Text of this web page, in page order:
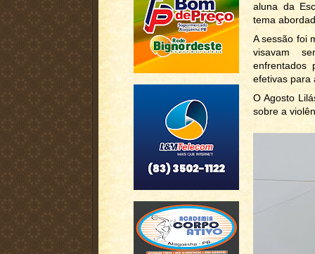
aluna da
tema
A sessão foi
visavam
enfrentados
efetivas para
O Agosto
sobre a